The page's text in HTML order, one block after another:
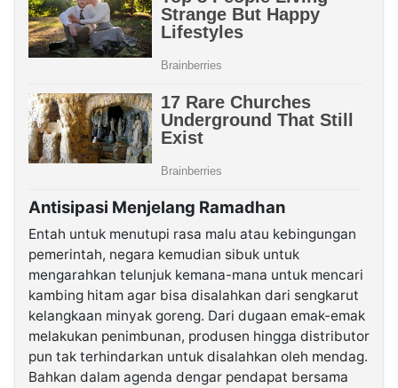
Antisipasi Menjelang Ramadhan
Entah untuk menutupi rasa malu atau kebingungan
pemerintah, negara kemudian sibuk untuk
mengarahkan telunjuk kemana-mana untuk mencari
kambing hitam agar bisa disalahkan dari sengkarut
kelangkaan minyak goreng. Dari dugaan emak-emak
melakukan penimbunan, produsen hingga distributor
pun tak terhindarkan untuk disalahkan oleh mendag.
Bahkan dalam agenda dengar pendapat bersama